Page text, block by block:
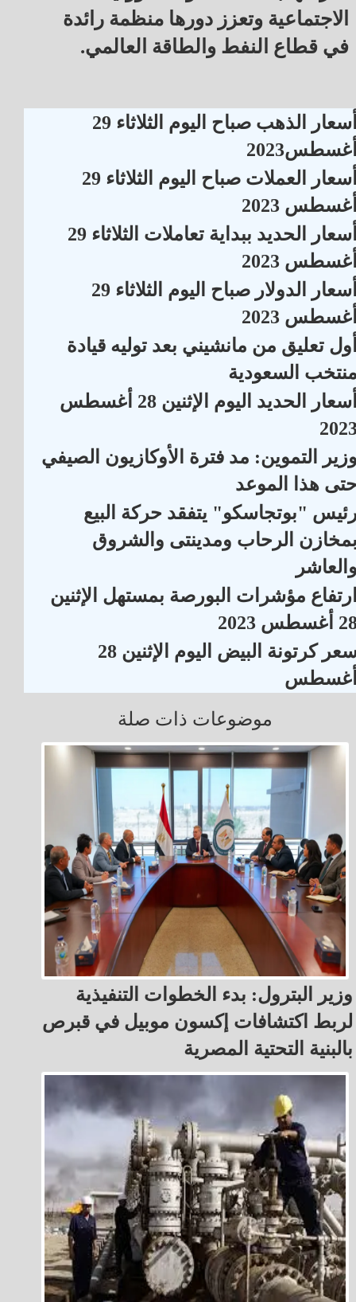
الاجتماعية وتعزز دورها منظمة رائدة
في قطاع النفط والطاقة العالمي.
أسعار الذهب صباح اليوم الثلاثاء 29
أسعار العملات صباح اليوم الثلاثاء 29
2023
أسعار الحديد ببداية تعاملات الثلاثاء 29
2023
أسعار الدولار صباح اليوم الثلاثاء 29
2023
تعليق من مانشيني بعد توليه قيادة
السعودية
أسعار الحديد اليوم الإثنين 28 أغسطس
التموين: مد فترة الأوكازيون ‏الصيفي
هذا الموعد
"بوتجاسكو" يتفقد حركة البيع
الرحاب ومدينتى والشروق
مؤشرات البورصة بمستهل الإثنين
2023
سعر كرتونة البيض اليوم الإثنين 28
موضوعات ذات صلة
وزير البترول: بدء الخطوات التنفيذية
لربط اكتشافات إكسون موبيل في قبرص
بالبنية التحتية المصرية